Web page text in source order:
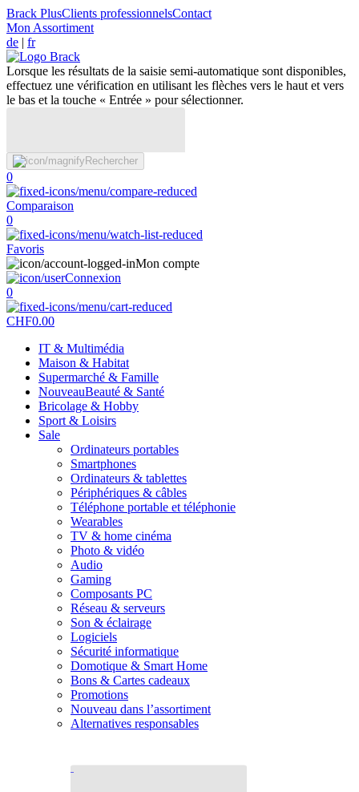
Brack PlusClients professionnelsContact
Mon Assortiment
de | fr
Lorsque les résultats de la saisie semi-automatique sont disponibles,
effectuez une vérification en utilisant les flèches vers le haut et vers
le bas et la touche « Entrée » pour sélectionner.
Rechercher
0
Comparaison
0
Favoris
Mon compte
Connexion
0
CHF0.00
IT & Multimédia
Maison & Habitat
Supermarché & Famille
NouveauBeauté & Santé
Bricolage & Hobby
Sport & Loisirs
Sale
Ordinateurs portables
Smartphones
Ordinateurs & tablettes
Périphériques & câbles
Téléphone portable et téléphonie
Wearables
TV & home cinéma
Photo & vidéo
Audio
Gaming
Composants PC
Réseau & serveurs
Son & éclairage
Logiciels
Sécurité informatique
Domotique & Smart Home
Bons & Cartes cadeaux
Promotions
Nouveau dans l’assortiment
Alternatives responsables